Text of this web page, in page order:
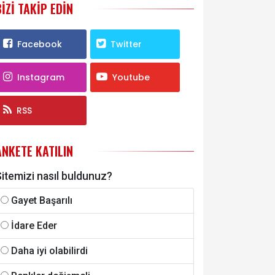
TAKIP EDIN
Facebook Twitter
Instagram Youtube
RSS
KATILIN
nasıl buldunuz?
Gayet Başarılı
İdare Eder
Daha iyi olabilirdi